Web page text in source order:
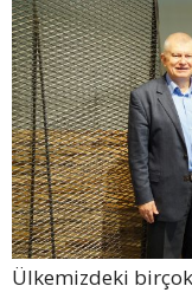
Ülkemizdeki